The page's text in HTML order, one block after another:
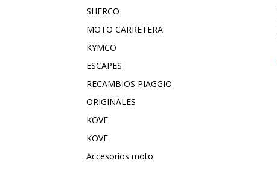
SHERCO
MOTO CARRETERA
KYMCO
ESCAPES
RECAMBIOS PIAGGIO
ORIGINALES
KOVE
KOVE
Accesorios moto